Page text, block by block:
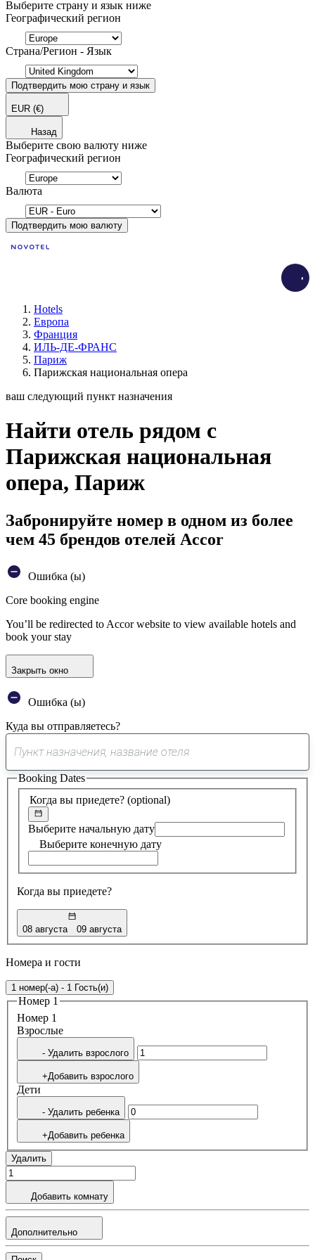
Выберите страну и язык ниже
Географический регион
Страна/Регион - Язык
Подтвердить мою страну и язык
EUR (€)
Назад
Выберите свою валюту ниже
Географический регион
Валюта
Подтвердить мою валюту
Hotels
Европа
Франция
ИЛЬ-ДЕ-ФРАНС
Париж
Парижская национальная опера
ваш следующий пункт назначения
Найти отель рядом с
Парижская национальная
опера, Париж
Забронируйте номер в одном из более
чем 45 брендов отелей Accor
Ошибка (ы)
Core booking engine
You’ll be redirected to Accor website to view available hotels and
book your stay
Закрыть окно
Ошибка (ы)
Куда вы отправляетесь?
0
предложение
найдено
Когда вы приедете? (optional)
Выберите начальную дату
Выберите конечную дату
Когда вы приедете?
08 августа 09 августа
Booking Dates
Номера и гости
1 номер(-а) - 1 Гость(и)
Номер 1
Номер 1
Bзрослые
- Удалить взрослого
+Добавить взрослого
Дети
- Удалить ребенка
+Добавить ребенка
Удалить
Добавить комнату
Дополнительно